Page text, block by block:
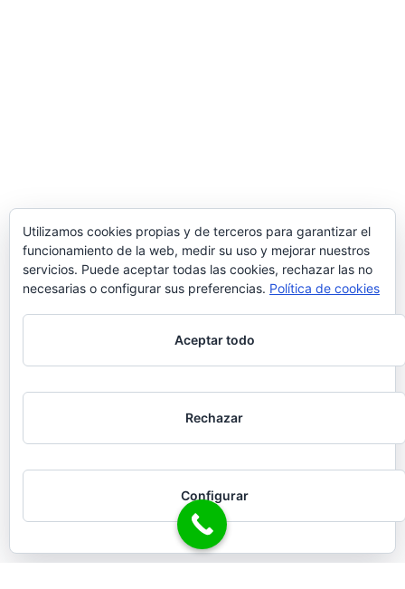
Utilizamos cookies propias y de terceros para garantizar el
funcionamiento de la web, medir su uso y mejorar nuestros
servicios. Puede aceptar todas las cookies, rechazar las no
necesarias o configurar sus preferencias. Política de cookies
Aceptar todo
Rechazar
Configurar